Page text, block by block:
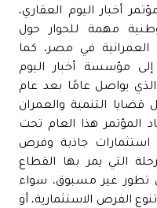
أخبار اليوم العقاري،
مهمة للحوار حول
العمرانية في مصر، كما
مؤسسة أخبار اليوم
يواصل عامًا بعد عام
التنمية والعمران
المؤتمر هذا العام تحت
استثمارات جاذبة وفرص
التي يمر بها القطاع
تطور غير مسبوق، سواء
الفرص الاستثمارية، أو